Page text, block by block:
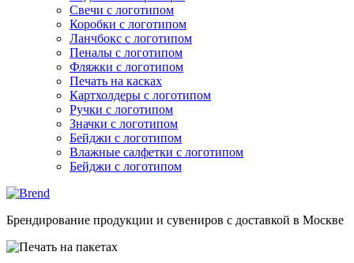
Свечи с логотипом
Коробки с логотипом
Ланчбокс с логотипом
Пеналы с логотипом
Фляжки с логотипом
Печать на касках
Картхолдеры с логотипом
Ручки с логотипом
Значки с логотипом
Бейджи с логотипом
Влажные салфетки с логотипом
Бейджи с логотипом
Брендирование продукции и сувениров с доставкой в Москве